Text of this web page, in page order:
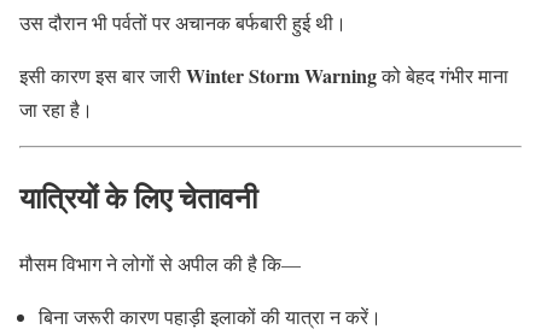
उस दौरान भी पर्वतों पर अचानक बर्फबारी हुई थी।
इसी कारण इस बार जारीWinter Storm Warningको बेहद गंभीर माना
जा रहा है।
यात्रियों के लिए चेतावनी
मौसम विभाग ने लोगों से अपील की है कि—
बिना जरूरी कारण पहाड़ी इलाकों की यात्रा न करें।